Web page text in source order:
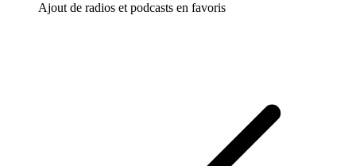
Ajout de radios et podcasts en favoris